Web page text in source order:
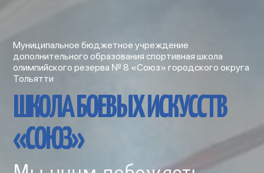
Муниципальное бюджетное учреждение
дополнительного образования спортивная школа
олимпийского резерва № 8 «Союз» городского округа
Тольятти
ШКОЛА БОЕВЫХ ИСКУССТВ
«СОЮЗ»